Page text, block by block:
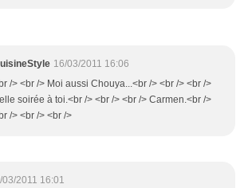
16/03/2011 16:06
/> <br /> Moi aussi Chouya...<br /> <br /> <br />
soirée à toi.<br /> <br /> <br /> Carmen.<br />
/> <br /> <br />
03/2011 16:01